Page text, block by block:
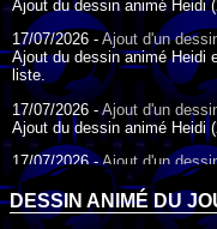
Ajout du dessin animé Heidi
17/07/2026 - Ajout d'un
Ajout du dessin animé Heidi
liste.
17/07/2026 -Ajout d'un
Ajout du dessin animé Heidi
17/07/2026 -Ajout d'un
Ajout du dessin animé Heidi
09/07/2026 -Ajout d'un
DESSIN ANIMÉ DU